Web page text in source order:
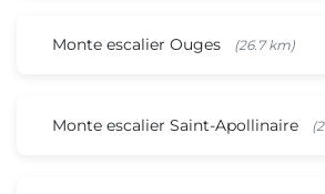
Monte escalier Ouges (26.7 km)
Monte escalier Saint-Apollinaire